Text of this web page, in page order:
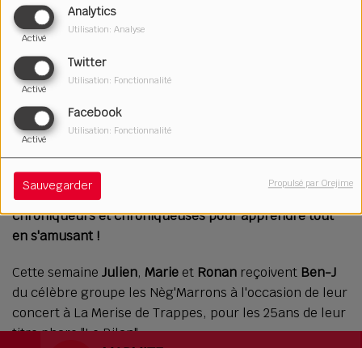
Analytics
Activé
Utilisation: Analyse
Twitter
Activé
Utilisation: Fonctionnalité
Facebook
Activé
Utilisation: Fonctionnalité
Sauvegarder Propulsé par Orejime
17 janvier 2025
Écouter le podcast
Télécharger le podcast
Le rendez-vous culturel et décalé de Julien et ses
chroniqueurs et chroniqueuses pour apprendre tout
en s'amusant !
Cette semaine Julien, Marie et Ronan reçoivent Ben-J
du célèbre groupe les Nèg'Marrons à l'occasion de leur
concert à La Merise de Trappes, pour les 25ans de leur
titre phare "Le Bilan".